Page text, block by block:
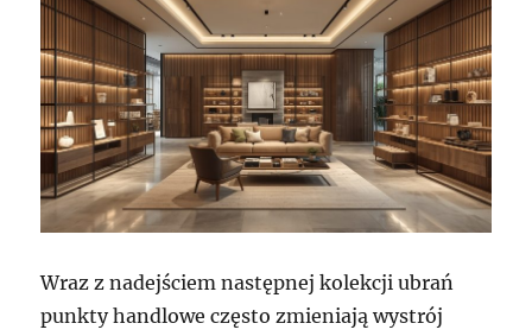
Wraz z nadejściem następnej kolekcji ubrań
punkty handlowe często zmieniają wystrój